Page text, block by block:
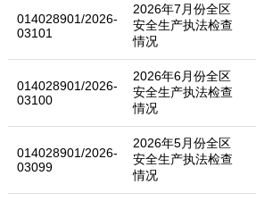
014028901/2026-
03101
2026年7月份全区
安全生产执法检查
情况
014028901/2026-
03100
2026年6月份全区
安全生产执法检查
情况
014028901/2026-
03099
2026年5月份全区
安全生产执法检查
情况